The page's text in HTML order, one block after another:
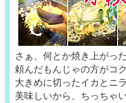
さぁ、何とか焼き上がっ
頼んだもんじゃの方がコ
大きめに切ったイカとニ
美味しいから、ちっちゃ